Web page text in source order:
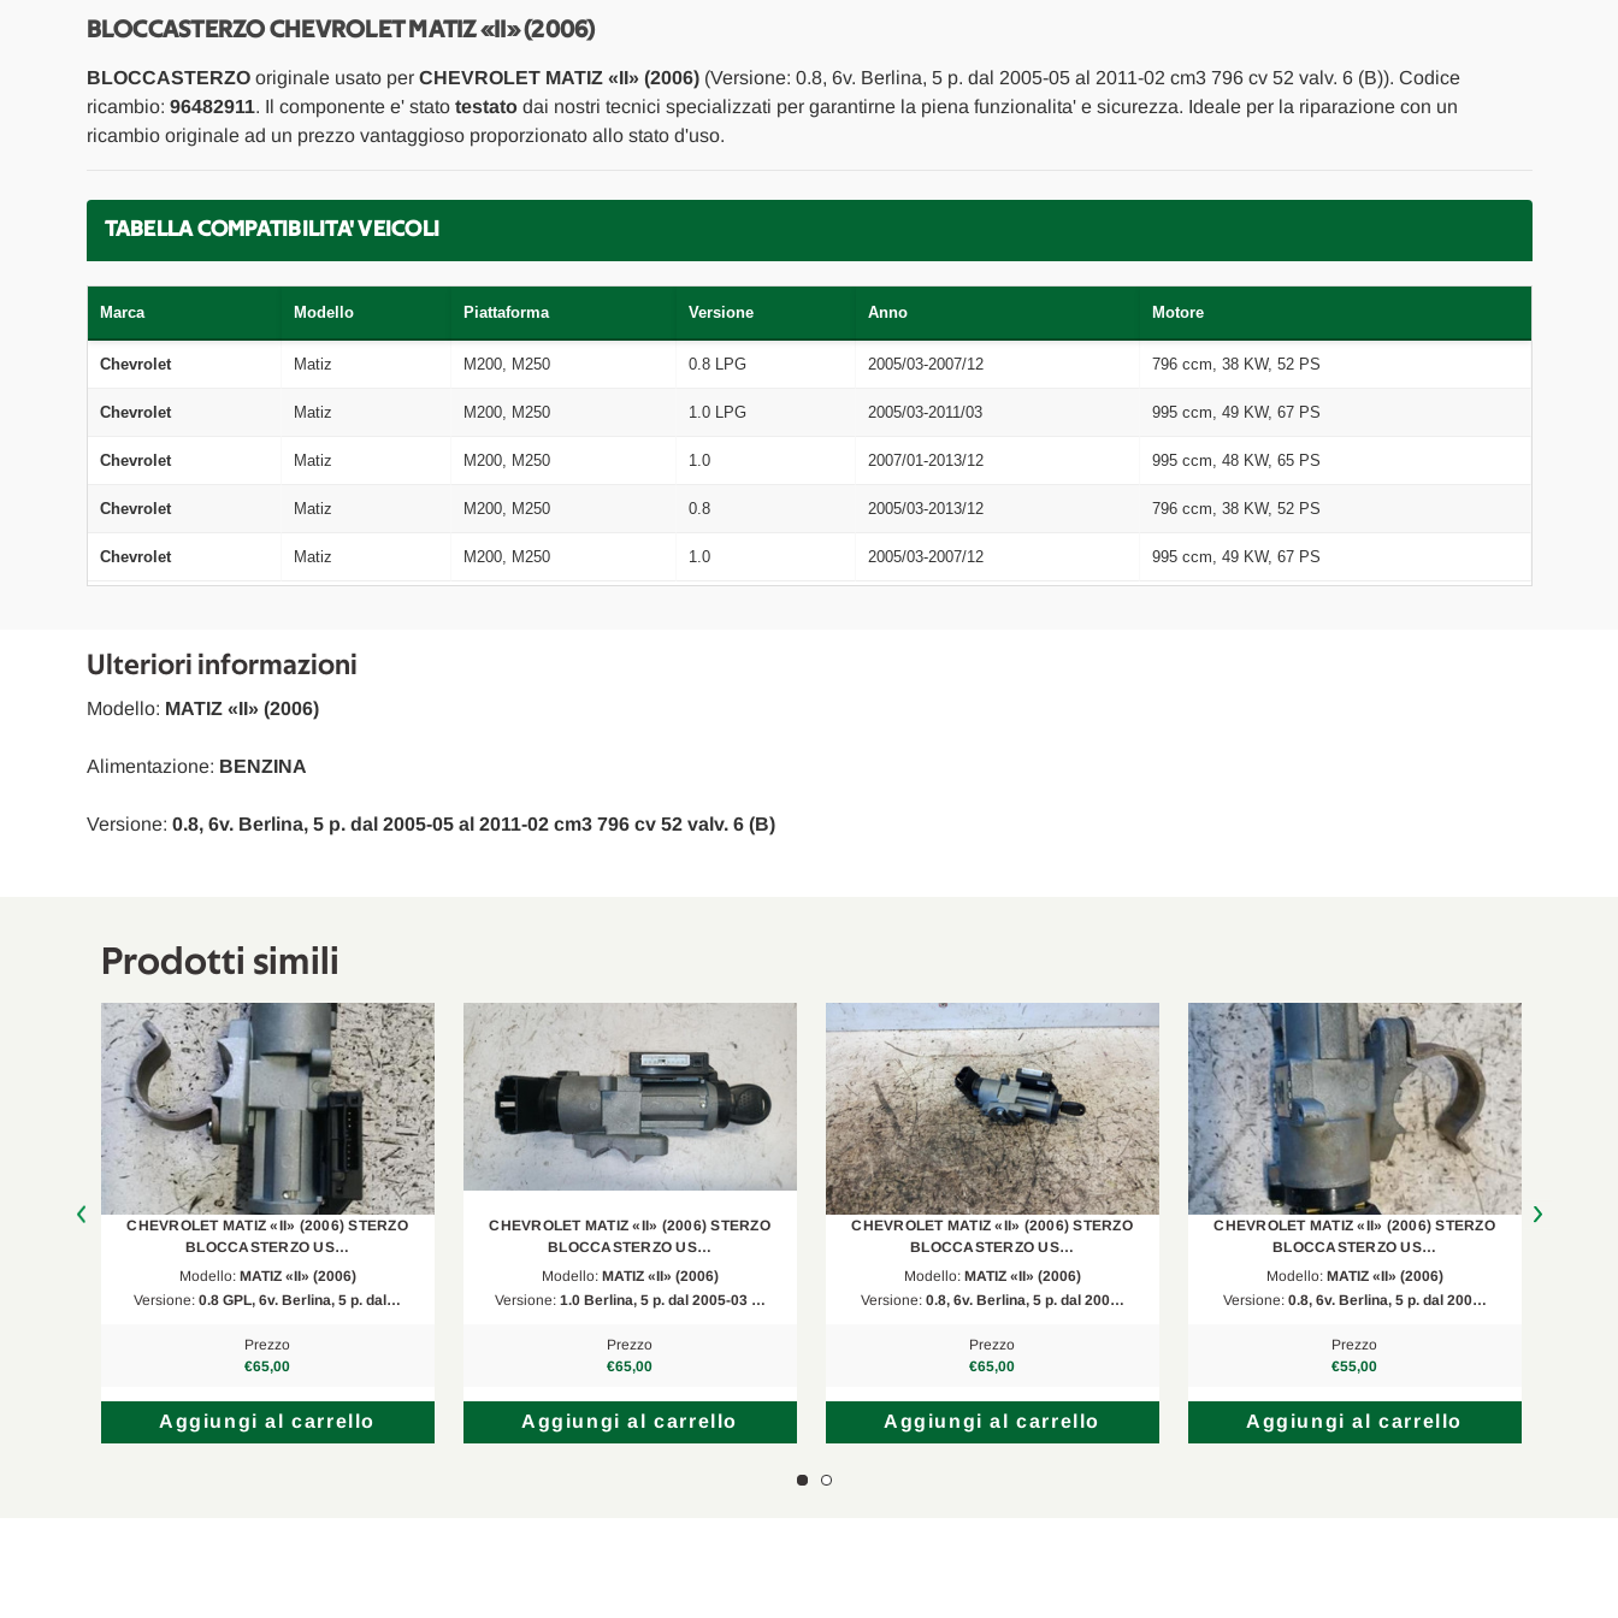
[[273535]][[273535]]
BLOCCASTERZO CHEVROLET MATIZ «II» (2006)
BLOCCASTERZOoriginale usato per CHEVROLET MATIZ «II» (2006)(Versione: 0.8, 6v. Berlina, 5 p. dal 2005-05 al 2011-02 cm3 796 cv 52 valv. 6 (B)). Codice
ricambio: 96482911. Il componente e' stato testatodai nostri tecnici specializzati per garantirne la piena funzionalita' e sicurezza. Ideale per la riparazione con un
ricambio originale ad un prezzo vantaggioso proporzionato allo stato d'uso.
TABELLA COMPATIBILITA' VEICOLI
Marca Modello Piattaforma Versione Anno Motore
Chevrolet Matiz M200, M250 0.8 LPG 2005/03-2007/12 796 ccm, 38 KW, 52 PS
Chevrolet Matiz M200, M250 1.0 LPG 2005/03-2011/03 995 ccm, 49 KW, 67 PS
Chevrolet Matiz M200, M250 1.0 2007/01-2013/12 995 ccm, 48 KW, 65 PS
Chevrolet Matiz M200, M250 0.8 2005/03-2013/12 796 ccm, 38 KW, 52 PS
Chevrolet Matiz M200, M250 1.0 2005/03-2007/12 995 ccm, 49 KW, 67 PS
Ulteriori informazioni
Modello: MATIZ «II» (2006)
Versione: 0.8, 6v. Berlina, 5 p. dal 2005-05 al 2011-02 cm3 796 cv 52 valv. 6 (B)
Alimentazione: BENZINA
Prodotti simili
CHEVROLET MATIZ «II» (2006) STERZO
BLOCCASTERZO US…
Modello: MATIZ «II» (2006)
Versione: 0.8 GPL, 6v. Berlina, 5 p. dal…
Prezzo
€65,00
Aggiungi al carrello
CHEVROLET MATIZ «II» (2006) STERZO
BLOCCASTERZO US…
Modello: MATIZ «II» (2006)
Versione: 1.0 Berlina, 5 p. dal 2005-03 …
Prezzo
€65,00
Aggiungi al carrello
CHEVROLET MATIZ «II» (2006) STERZO
BLOCCASTERZO US…
Modello: MATIZ «II» (2006)
Versione: 0.8, 6v. Berlina, 5 p. dal 200…
Prezzo
€65,00
Aggiungi al carrello
CHEVROLET MATIZ «II» (2006) STERZO
BLOCCASTERZO US…
Modello: MATIZ «II» (2006)
Versione: 0.8, 6v. Berlina, 5 p. dal 200…
Prezzo
€55,00
Aggiungi al carrello